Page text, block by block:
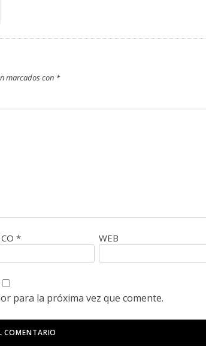
marcados con *
* WEB
para la próxima vez que comente.